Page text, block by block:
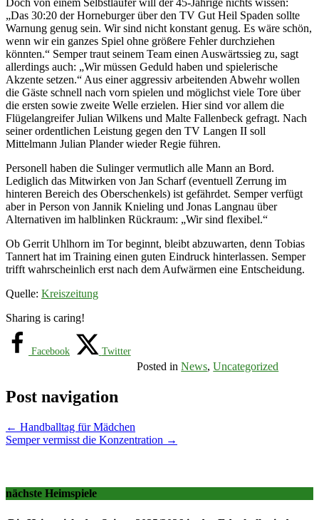
„Das 30:20 der Horneburger über den TV Gut Heil Spaden sollte
Warnung genug sein. Wir sind nicht konstant genug. Es wäre schön,
wenn wir ein ganzes Spiel ohne größere Fehler durchziehen
könnten.“ Semper traut seinem Team einen Auswärtssieg zu, sagt
allerdings auch: „Wir müssen Geduld haben und spielerische
Akzente setzen.“ Aus einer aggressiv arbeitenden Abwehr wollen
die Gäste schnell nach vorn spielen und möglichst viele Tore über
die ersten sowie zweite Welle erzielen. Hier sind vor allem die
Flügelangreifer Julian Wilkens und Malte Fallenbeck gefragt. Nach
seiner ordentlichen Leistung gegen den TV Langen II soll
Mittelmann Julian Plander wieder Regie führen.
Personell haben die Sulinger vermutlich alle Mann an Bord.
Lediglich das Mitwirken von Jan Scharf (eventuell Zerrung im
hinteren Bereich des Oberschenkels) ist gefährdet. Semper verfügt
aber in Person von Jannik Knieling und Jonas Langnau über
Alternativen im halblinken Rückraum: „Wir sind flexibel.“
Ob Gerrit Uhlhorn im Tor beginnt, bleibt abzuwarten, denn Tobias
Tannert hat im Training einen guten Eindruck hinterlassen. Semper
trifft wahrscheinlich erst nach dem Aufwärmen eine Entscheidung.
Quelle: Kreiszeitung
Sharing is caring!
Facebook Twitter
Posted inNews,Uncategorized
Post navigation
← Handballtag für Mädchen
Semper vermisst die Konzentration →
nächste Heimspiele